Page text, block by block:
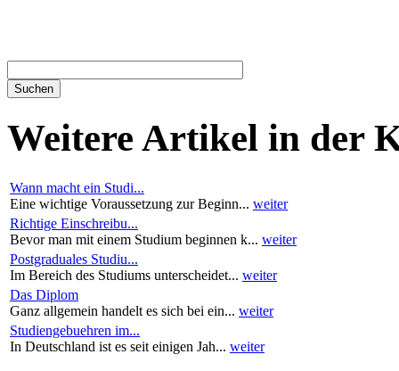
Weitere Artikel in der
Wann macht ein Studi...
Eine wichtige Voraussetzung zur Beginn... weiter
Richtige Einschreibu...
Bevor man mit einem Studium beginnen k... weiter
Postgraduales Studiu...
Im Bereich des Studiums unterscheidet... weiter
Das Diplom
Ganz allgemein handelt es sich bei ein... weiter
Studiengebuehren im...
In Deutschland ist es seit einigen Jah... weiter